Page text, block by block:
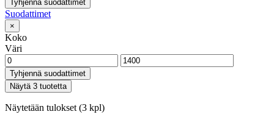
Tyhjennä suodattimet
Suodattimet
×
Koko
Väri
Tyhjennä suodattimet
Näytä 3 tuotetta
Näytetään tulokset (3 kpl)